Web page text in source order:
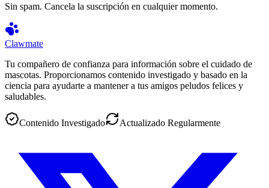
Sin spam. Cancela la suscripción en cualquier momento.
Clawmate
Tu compañero de confianza para información sobre el cuidado de
mascotas. Proporcionamos contenido investigado y basado en la
ciencia para ayudarte a mantener a tus amigos peludos felices y
saludables.
Contenido Investigado Actualizado Regularmente